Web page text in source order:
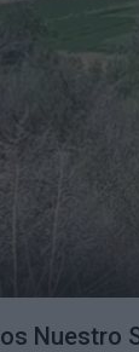
Nuestro